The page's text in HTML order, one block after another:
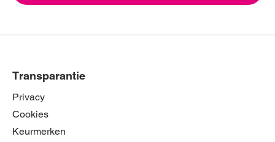
Transparantie
Privacy
Cookies
Keurmerken